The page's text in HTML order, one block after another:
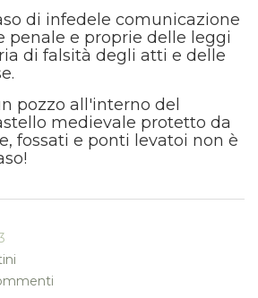
di infedele comunicazione
penale e proprie delle leggi
di falsità degli atti e delle
pozzo all'interno del
medievale protetto da
fossati e ponti levatoi non è